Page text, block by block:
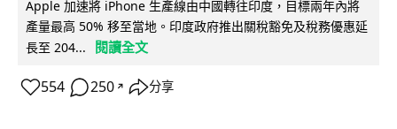
Apple 加速將 iPhone 生產線由中國轉往印度，目標兩年內將
產量最高 50% 移至當地。印度政府推出關稅豁免及稅務優惠延
長至 204...
閱讀全文
554 250 ↗ 分享